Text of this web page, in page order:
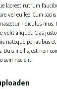
laoreet rutrum
vel eu leo. Cum
ridiculus mus.
velit aliquet. Cras
natoque penatibus
Duis mollis, est non
sem nec elit.